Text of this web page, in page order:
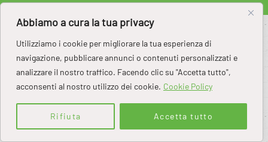
Abbiamo a cura la tua privacy
Utilizziamo i cookie per migliorare la tua esperienza di
navigazione, pubblicare annunci o contenuti personalizzati e
analizzare il nostro traffico. Facendo clic su "Accetta tutto",
acconsenti al nostro utilizzo dei cookie. Cookie Policy
Rifiuta Accetta tutto